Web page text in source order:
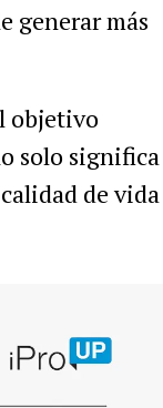
generar más
objetivo
solo significa
de vida